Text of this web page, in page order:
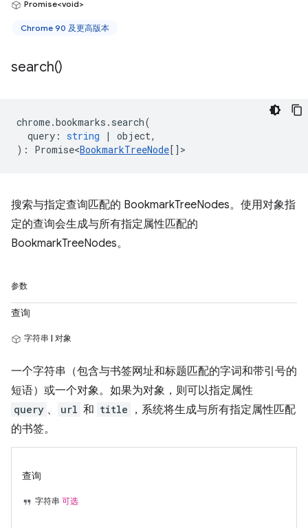
Promise<void>
Chrome 90 及更高版本
search()
chrome.bookmarks . search(
query : string | object,
) : Promise<BookmarkTreeNode [] >
搜索与指定查询匹配的 BookmarkTreeNodes。使用对象指
定的查询会生成与所有指定属性匹配的
BookmarkTreeNodes。
参数
查询
字符串 | 对象
一个字符串（包含与书签网址和标题匹配的字词和带引号的
短语）或一个对象。如果为对象，则可以指定属性
query 、 url 和 title
，系统将生成与所有指定属性匹配
的书签。
查询
字符串 可选